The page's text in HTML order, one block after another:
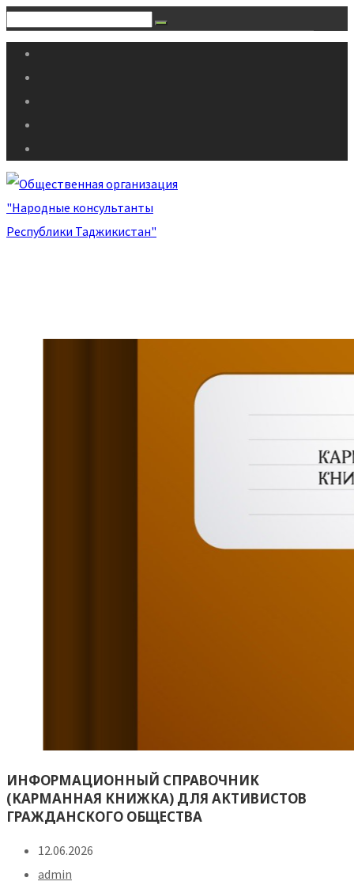
ИНФОРМАЦИОННЫЙ СПРАВОЧНИК
(КАРМАННАЯ КНИЖКА) ДЛЯ АКТИВИСТОВ
ГРАЖДАНСКОГО ОБЩЕСТВА
12.06.2026
admin